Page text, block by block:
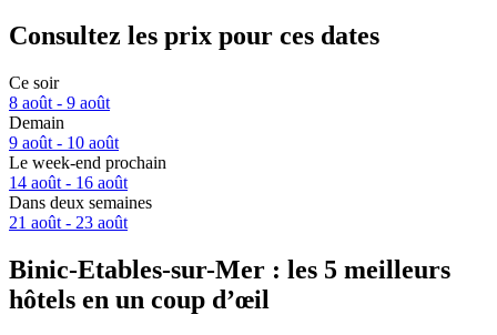
Consultez les prix pour ces dates
Ce soir
8 août - 9 août
Demain
9 août - 10 août
Le week-end prochain
14 août - 16 août
Dans deux semaines
21 août - 23 août
Binic-Etables-sur-Mer : les 5 meilleurs
hôtels en un coup d’œil